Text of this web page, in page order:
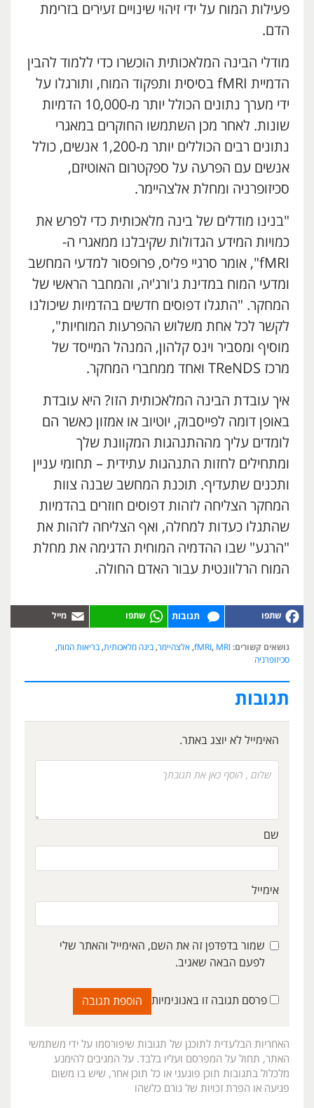
פעילות המוח על ידי זיהוי שינויים זעירים בזרימת
הדם.
מודלי הבינה המלאכותית הוכשרו כדי ללמוד להבין
הדמיית fMRI בסיסית ותפקוד המוח, ותורגלו על
ידי מערך נתונים הכולל יותר מ-10,000 הדמיות
שונות. לאחר מכן השתמשו החוקרים במאגרי
נתונים רבים הכוללים יותר מ-1,200 אנשים, כולל
אנשים עם הפרעה על ספקטרום האוטיזם,
סכיזופרניה ומחלת אלצהיימר.
"בנינו מודלים של בינה מלאכותית כדי לפרש את
כמויות המידע הגדולות שקיבלנו ממאגרי ה-
fMRI", אומר סרגיי פליס, פרופסור למדעי המחשב
ומדעי המוח במדינת ג'ורג'יה, והמחבר הראשי של
המחקר. "התגלו דפוסים חדשים בהדמיות שיכולנו
לקשר לכל אחת משלוש ההפרעות המוחיות",
מוסיף ומסביר וינס קלהון, המנהל המייסד של
מרכז TReNDS ואחד ממחברי המחקר.
איך עובדת הבינה המלאכותית הזו? היא עובדת
באופן דומה לפייסבוק, יוטיוב או אמזון כאשר הם
לומדים עליך מההתנהגות המקוונת שלך
ומתחילים לחזות התנהגות עתידית – תחומי עניין
ותכנים שתעדיף. תוכנת המחשב שבנה צוות
המחקר הצליחה לזהות דפוסים חוזרים בהדמיות
שהתגלו כעדות למחלה, ואף הצליחה לזהות את
"הרגע" שבו ההדמיה המוחית הדגימה את מחלת
המוח הרלוונטית עבור האדם החולה.
תגובות
נושאים קשורים: fMRI, MRI
, אלצהיימר,בינה מלאכותית,בריאות המוח,
סכיזופרניה
תגובות
האימייל לא יוצג באתר.
שם
אימייל
שמור בדפדפן זה את השם, האימייל והאתר שלי
לפעם הבאה שאגיב.
פרסם תגובה זו באנונימיות
האחריות הבלעדית לתוכנן של תגובות שיפורסמו על ידי משתמשי
האתר, תחול על המפרסם ועליו בלבד. על המגיבים להימנע
מלכלול בתגובות תוכן פוגעני או כל תוכן אחר, שיש בו משום
פגיעה או הפרת זכויות של גורם כלשהו